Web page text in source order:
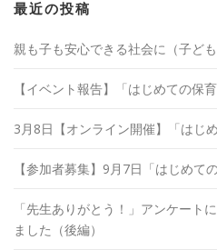
最近の投稿
親も子も安心できる社会に（子ど
【イベント報告】「はじめての保
3月8日【オンライン開催】「はじ
【参加者募集】9月7日「はじめて
「先生ありがとう！」アンケート
ました（後編）